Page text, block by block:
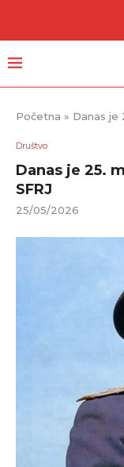
Početna » Danas je
Društvo
Danas je 25.
SFRJ
25/05/2026